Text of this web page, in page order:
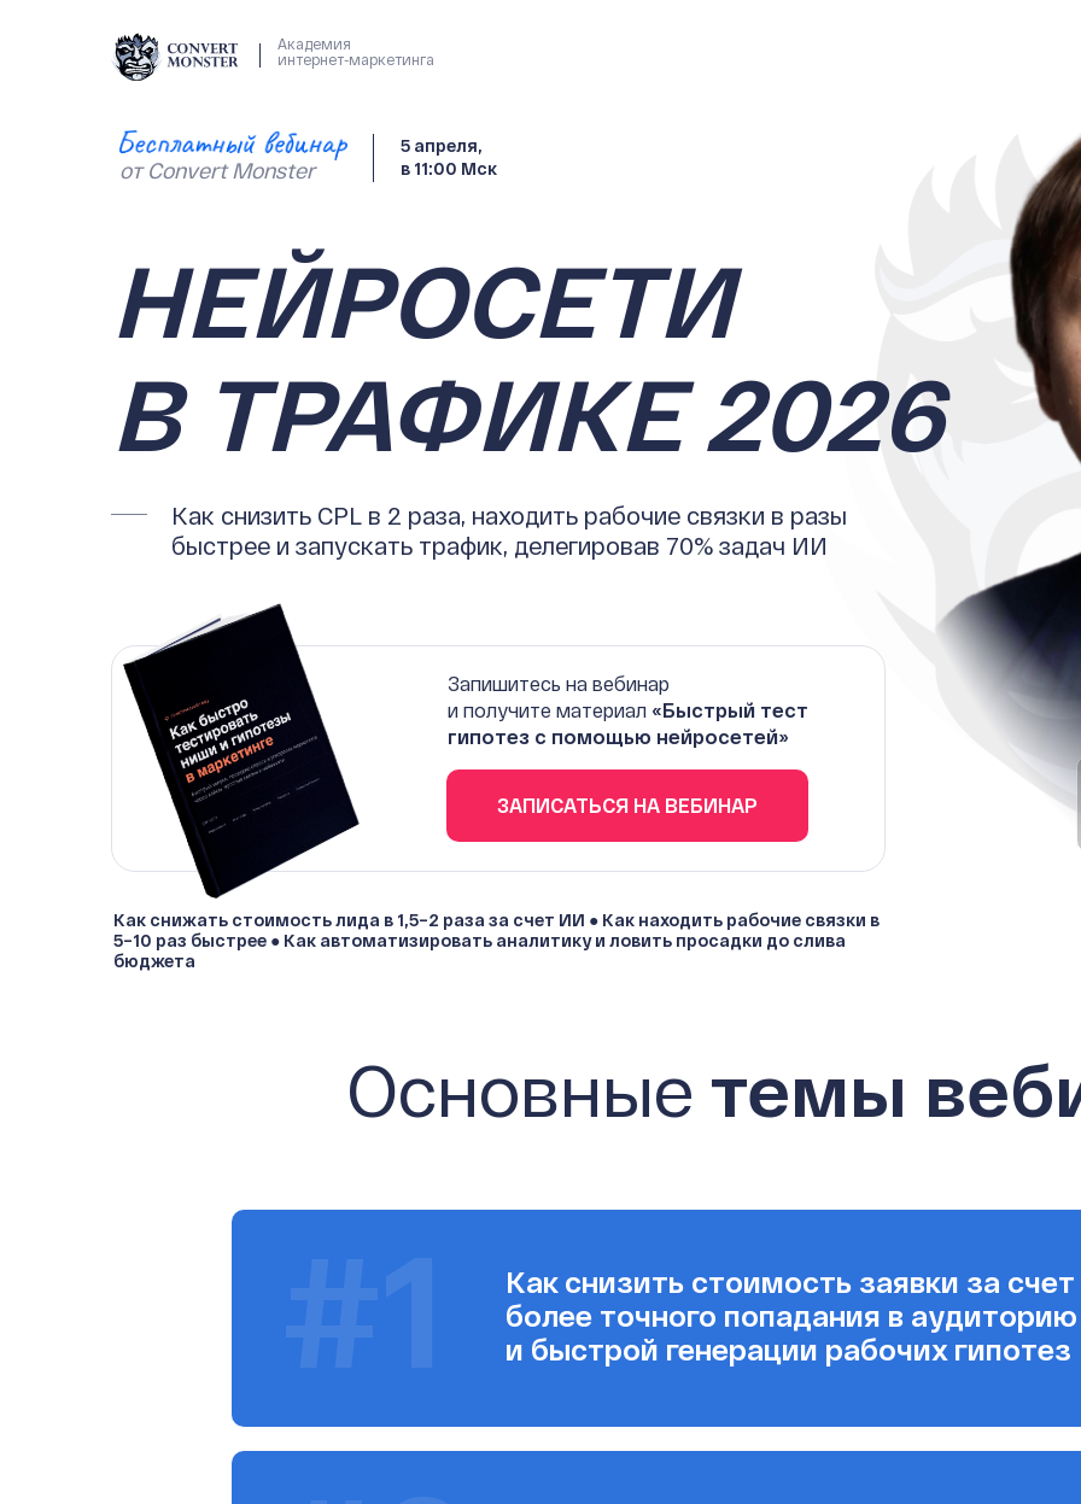
5 апреля,
в 11:00 Мск
от Convert Monster
Запишитесь на вебинар
и получите материал «Быстрый тест
гипотез с помощью нейросетей»
ЗАПИСАТЬСЯ НА ВЕБИНАР
Академия
интернет-маркетинга
НЕЙРОСЕТИ
В ТРАФИКЕ 2026
Как снижать стоимость лида в 1,5–2 раза за счет ИИ ● Как находить рабочие связки в
5–10 раз быстрее ● Как автоматизировать аналитику и ловить просадки до слива
бюджета
Как снизить CPL в 2 раза, находить рабочие связки в разы
быстрее и запускать трафик, делегировав 70% задач ИИ
Как снизить стоимость заявки за счет
более точного попадания в аудиторию
и быстрой генерации рабочих гипотез
Основные темы